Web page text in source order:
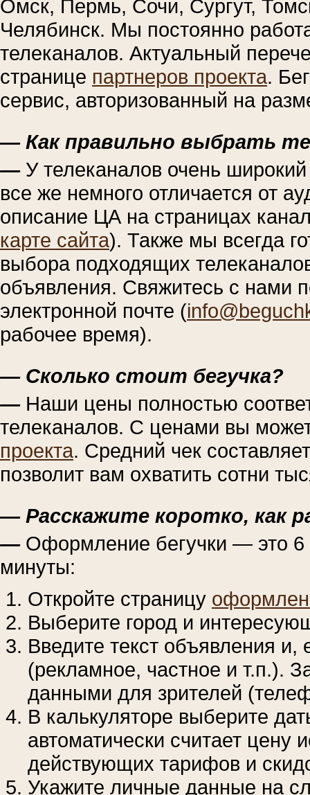
Омск, Пермь, Сочи, Сургут,
Челябинск. Мы постоянно
телеканалов. Актуальный
странице партнеров проекта.
сервис, авторизованный на
— Как правильно выбрать
— У телеканалов очень
все же немного отличается от
описание ЦА на страницах
карте сайта). Также мы всегда
выбора подходящих
объявления. Свяжитесь с нами
электронной почте (
рабочее время).
— Сколько стоит бегучка?
— Наши цены полностью
телеканалов. С ценами вы
проекта. Средний чек
позволит вам охватить сотни
— Расскажите коротко, как
— Оформление бегучки — это 6
минуты:
Откройте страницу
Выберите город и
Введите текст объявления и,
(рекламное, частное и т.п.).
данными для зрителей
В калькуляторе выберите
автоматически считает цену
действующих тарифов и
Укажите личные данные на